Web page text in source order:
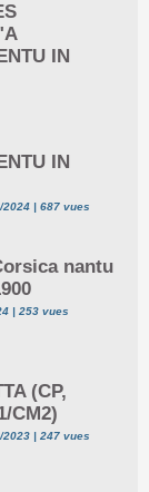
IN
IN
| 687 vues
nantu
| 253 vues
(CP,
CM2)
| 247 vues